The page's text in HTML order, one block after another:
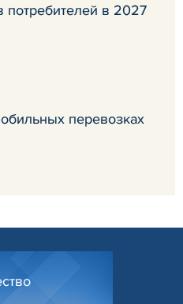
потребителей в 2027
перевозках